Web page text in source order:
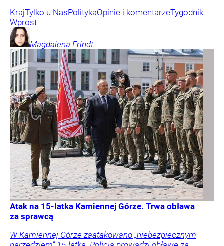
KrajTylko u NasPolitykaOpinie i komentarzeTygodnik
Wprost
Magdalena Frindt
Atak na 15-latka Kamiennej Górze. Trwa obława
za sprawcą
W Kamiennej Górze zaatakowano „niebezpiecznym